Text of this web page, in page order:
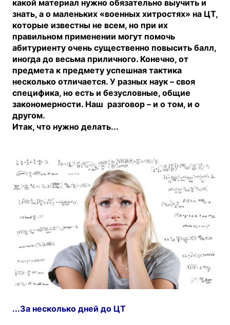
какой материал нужно обязательно выучить и
знать, а о маленьких «военных хитростях» на ЦТ,
которые известны не всем, но при их
правильном применении могут помочь
абитуриенту очень существенно повысить балл,
иногда до весьма приличного. Конечно, от
предмета к предмету успешная тактика
несколько отличается. У разных наук – своя
специфика, но есть и безусловные, общие
закономерности. Наш разговор – и о том, и о
другом.
Итак, что нужно делать...
...За несколько дней до ЦТ